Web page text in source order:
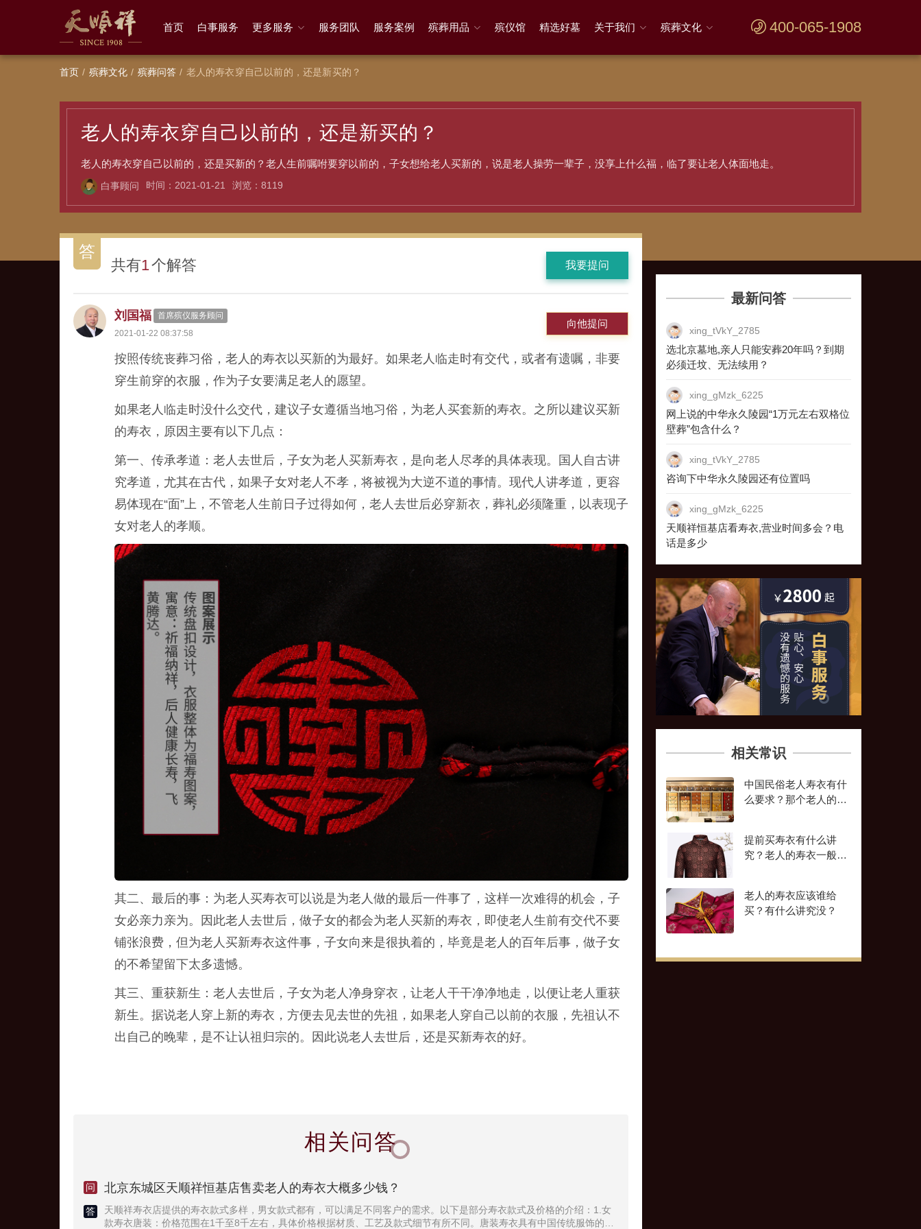
首页 白事服务 更多服务 服务团队 服务案例 殡葬用品 殡仪馆 精选好墓 关于我们 殡葬文化 400-065-1908
首页 殡葬文化 殡葬问答 老人的寿衣穿自己以前的，还是新买的？
老人的寿衣穿自己以前的，还是新买的？
老人的寿衣穿自己以前的，还是买新的？老人生前嘱咐要穿以前的，子女想给老人买新的，说是老人操劳一辈子，没享上什么福，临了要让老人体面地走。
白事顾问 时间：2021-01-21 浏览：8119
答
共有1个解答 我要提问
刘国福
首席殡仪服务顾问
2021-01-22 08:37:58
向他提问
按照传统丧葬习俗，老人的寿衣以买新的为最好。如果老人临走时有交代，或者有遗嘱，非要
穿生前穿的衣服，作为子女要满足老人的愿望。
如果老人临走时没什么交代，建议子女遵循当地习俗，为老人买套新的寿衣。之所以建议买新
的寿衣，原因主要有以下几点：
第一、传承孝道：老人去世后，子女为老人买新寿衣，是向老人尽孝的具体表现。国人自古讲
究孝道，尤其在古代，如果子女对老人不孝，将被视为大逆不道的事情。现代人讲孝道，更容
易体现在“面”上，不管老人生前日子过得如何，老人去世后必穿新衣，葬礼必须隆重，以表现子
女对老人的孝顺。
其二、最后的事：为老人买寿衣可以说是为老人做的最后一件事了，这样一次难得的机会，子
女必亲力亲为。因此老人去世后，做子女的都会为老人买新的寿衣，即使老人生前有交代不要
铺张浪费，但为老人买新寿衣这件事，子女向来是很执着的，毕竟是老人的百年后事，做子女
的不希望留下太多遗憾。
其三、重获新生：老人去世后，子女为老人净身穿衣，让老人干干净净地走，以便让老人重获
新生。据说老人穿上新的寿衣，方便去见去世的先祖，如果老人穿自己以前的衣服，先祖认不
出自己的晚辈，是不让认祖归宗的。因此说老人去世后，还是买新寿衣的好。
相关问答
问 北京东城区天顺祥恒基店售卖老人的寿衣大概多少钱？
答
天顺祥寿衣店提供的寿衣款式多样，男女款式都有，可以满足不同客户的需求。以下是部分寿衣款式及价格的介绍：1.女
款寿衣唐装：价格范围在1千至8千左右，具体价格根据材质、工艺及款式细节有所不同。唐装寿衣具有中国传统服饰的特
最新问答
xing_tVkY_2785
选北京墓地,亲人只能安葬20年吗？到期
必须迁坟、无法续用？
xing_gMzk_6225
网上说的中华永久陵园“1万元左右双格位
壁葬”包含什么？
xing_tVkY_2785
咨询下中华永久陵园还有位置吗
xing_gMzk_6225
天顺祥恒基店看寿衣,营业时间多会？电
话是多少
相关常识
中国民俗老人寿衣有什
么要求？那个老人的寿
提前买寿衣有什么讲
究？老人的寿衣一般买
老人的寿衣应该谁给
买？有什么讲究没？